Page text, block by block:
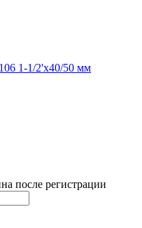
1-1/2'х40/50 мм
после регистрации